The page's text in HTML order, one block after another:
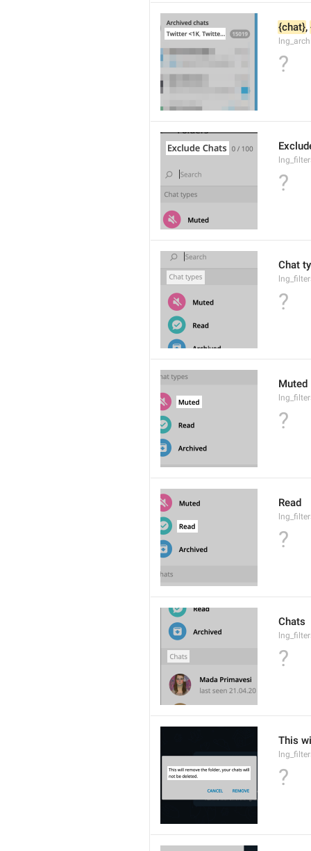
{chat},
?
?
Chat
?
Muted
?
Read
?
Chats
?
This
?